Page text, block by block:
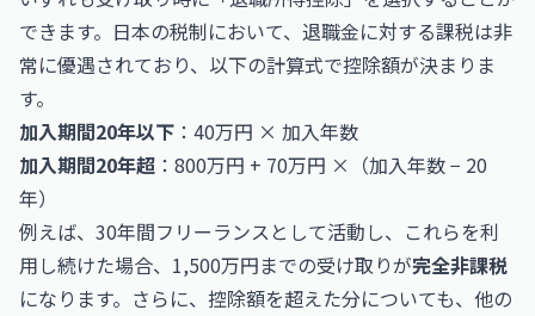
できます。日本の税制において、退職金に対する課税は非
常に優遇されており、以下の計算式で控除額が決まりま
す。
加入期間20年以下 ：40万円 × 加入年数
加入期間20年超 ：800万円 + 70万円 ×（加入年数 − 20
年）
例えば、30年間フリーランスとして活動し、これらを利
用し続けた場合、1,500万円までの受け取りが完全非課税
になります。さらに、控除額を超えた分についても、他の